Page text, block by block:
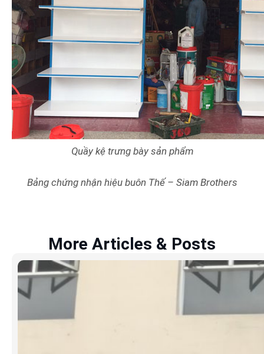
Quầy kệ trưng bày sản phẩm
Bảng chứng nhận hiệu buôn Thế – Siam Brothers
More Articles & Posts